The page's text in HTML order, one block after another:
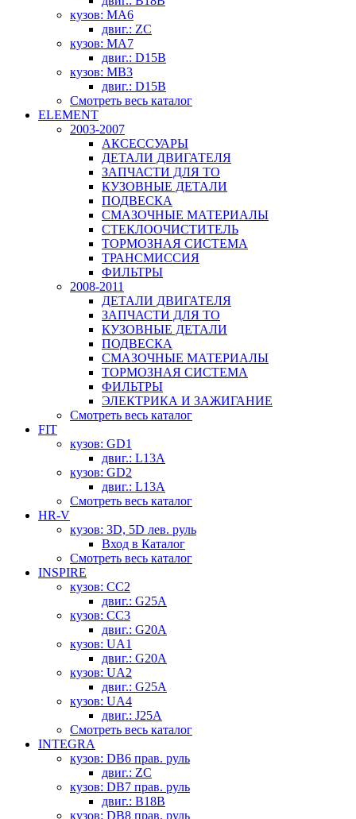
кузов: MA6
двиг.: ZC
кузов: MA7
двиг.: D15B
кузов: MB3
двиг.: D15B
Смотреть весь каталог
ELEMENT
2003-2007
АКСЕССУАРЫ
ДЕТАЛИ ДВИГАТЕЛЯ
ЗАПЧАСТИ ДЛЯ ТО
КУЗОВНЫЕ ДЕТАЛИ
ПОДВЕСКА
СМАЗОЧНЫЕ МАТЕРИАЛЫ
СТЕКЛООЧИСТИТЕЛЬ
ТОРМОЗНАЯ СИСТЕМА
ТРАНСМИССИЯ
ФИЛЬТРЫ
2008-2011
ДЕТАЛИ ДВИГАТЕЛЯ
ЗАПЧАСТИ ДЛЯ ТО
КУЗОВНЫЕ ДЕТАЛИ
ПОДВЕСКА
СМАЗОЧНЫЕ МАТЕРИАЛЫ
ТОРМОЗНАЯ СИСТЕМА
ФИЛЬТРЫ
ЭЛЕКТРИКА И ЗАЖИГАНИЕ
Смотреть весь каталог
FIT
кузов: GD1
двиг.: L13A
кузов: GD2
двиг.: L13A
Смотреть весь каталог
HR-V
кузов: 3D, 5D лев. руль
Вход в Каталог
Смотреть весь каталог
INSPIRE
кузов: CC2
двиг.: G25A
кузов: CC3
двиг.: G20A
кузов: UA1
двиг.: G20A
кузов: UA2
двиг.: G25A
кузов: UA4
двиг.: J25A
Смотреть весь каталог
INTEGRA
кузов: DB6 прав. руль
двиг.: ZC
кузов: DB7 прав. руль
двиг.: B18B
кузов: DB8 прав. руль